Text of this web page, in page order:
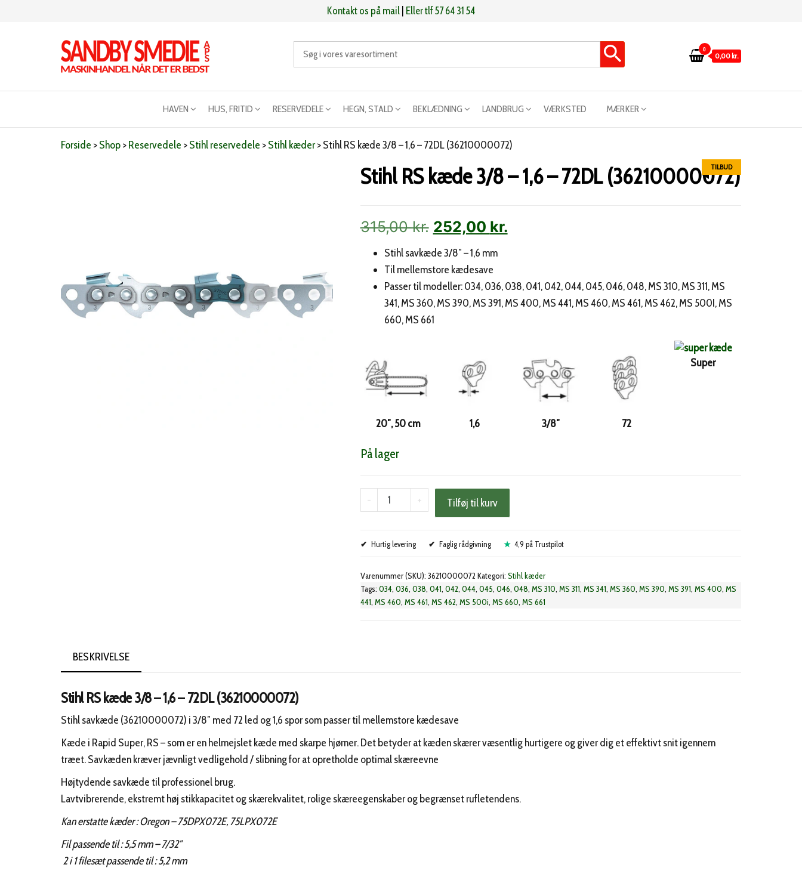
Kontakt os på mail Eller tlf 57 64 31 54
0
0,00 kr.
HAVEN HUS, FRITID RESERVEDELE HEGN, STALD BEKLÆDNING LANDBRUG VÆRKSTED MÆRKER
Forside >Shop>Reservedele >Stihl reservedele >Stihl kæder>Stihl RS kæde 3/8 – 1,6 – 72DL (36210000072)
TILBUD
Stihl RS kæde 3/8 – 1,6 – 72DL (36210000072)
315,00kr. Den
oprindelige
pris
var:
315,00 kr..
252,00 kr.Den
er:
Stihl savkæde 3/8″ – 1,6 mm
Til mellemstore kædesave
Passer til modeller: 034, 036, 038, 041, 042, 044, 045, 046, 048, MS 310, MS 311, MS
341, MS 360, MS 390, MS 391, MS 400, MS 441, MS 460, MS 461, MS 462, MS 500I, MS
660, MS 661
20″, 50 cm 1,6 3/8″ 72
Super
På lager
-
Stihl
RS
3/8
1,6
-
+ Tilføj til kurv
Hurtig levering Faglig rådgivning 4,9 på Trustpilot
Varenummer (SKU): 36210000072 Kategori: Stihl kæder
Tags: 034, 036, 038, 041, 042, 044, 045, 046, 048, MS 310, MS 311, MS 341, MS 360, MS 390, MS 391, MS 400, MS
441, MS 460, MS 461, MS 462, MS 500i, MS 660, MS 661
BESKRIVELSE
Stihl RS kæde 3/8 – 1,6 – 72DL (36210000072)
Stihl savkæde (36210000072) i 3/8″ med 72 led og 1,6 spor som passer til mellemstore kædesave
Kæde i Rapid Super, RS – som er en helmejslet kæde med skarpe hjørner. Det betyder at kæden skærer væsentlig hurtigere og giver dig et effektivt snit igennem
træet. Savkæden kræver jævnligt vedligehold / slibning for at opretholde optimal skæreevne
Højtydende savkæde til professionel brug.
Lavtvibrerende, ekstremt høj stikkapacitet og skærekvalitet, rolige skæreegenskaber og begrænset rufletendens.
Kan erstatte kæder : Oregon – 75DPX072E, 75LPX072E
Fil passende til : 5,5 mm – 7/32″
2 i 1 filesæt passende til : 5,2 mm